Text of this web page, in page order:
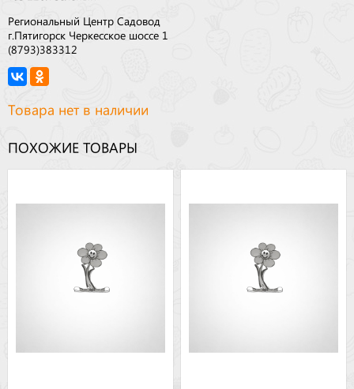
Региональный Центр Садовод
г.Пятигорск Черкесское шоссе 1
(8793)383312
Товара нет в наличии
ПОХОЖИЕ ТОВАРЫ